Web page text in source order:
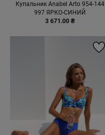
Купальник Anabel Arto 954-144
997 ЯРКО-СИНИЙ
3 671.00 ₴